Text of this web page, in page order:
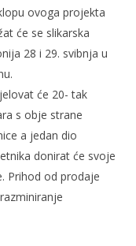
ovoga projekta
će se slikarska
28 i 29. svibnja u
će 20- tak
s obje strane
a jedan dio
donirat će svoje
Prihod od prodaje